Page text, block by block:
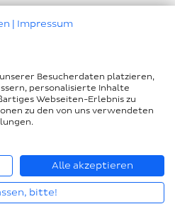
+ Co. KG 2026
| Impressum
Besucherdaten platzieren,
personalisierte Inhalte
Webseiten-Erlebnis zu
zu den von uns verwendeten
Alle akzeptieren
bitte!